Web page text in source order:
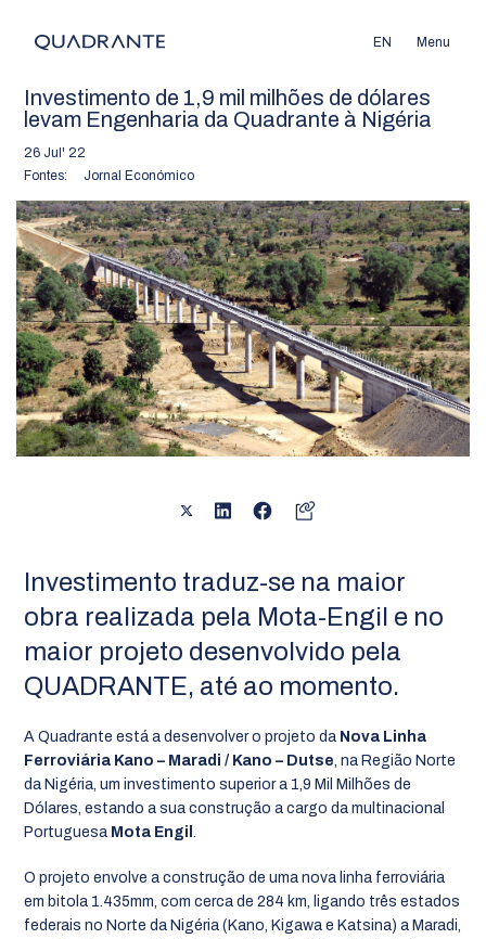
EN Menu
Investimento de 1,9 mil milhões de dólares
levam Engenharia da Quadrante à Nigéria
26 Jul' 22
Fontes:
Jornal Económico
Investimento traduz-se na maior
obra realizada pela Mota-Engil e no
maior projeto desenvolvido pela
QUADRANTE, até ao momento.
A Quadrante está a desenvolver o projeto da Nova Linha
Ferroviária Kano – Maradi / Kano – Dutse , na Região Norte
da Nigéria, um investimento superior a 1,9 Mil Milhões de
Dólares, estando a sua construção a cargo da multinacional
Portuguesa Mota Engil
O projeto envolve a construção de uma nova linha ferroviária
em bitola 1.435mm, com cerca de 284 km, ligando três estados
federais no Norte da Nigéria (Kano, Kigawa e Katsina) a Maradi,